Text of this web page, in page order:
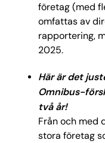
företag (med
omfattas av
rapportering,
2025.
Här är det
Omnibus-
två år!
Från och med
stora företag